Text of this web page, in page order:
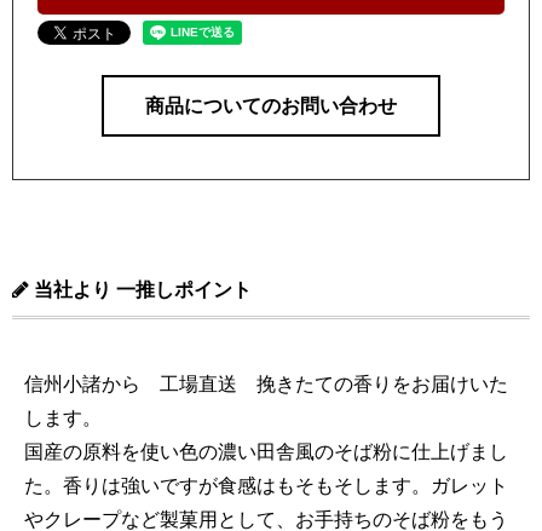
商品についてのお問い合わせ
当社より 一推しポイント
信州小諸から 工場直送 挽きたての香りをお届けいた
します。
国産の原料を使い色の濃い田舎風のそば粉に仕上げまし
た。香りは強いですが食感はもそもそします。ガレット
やクレープなど製菓用として、お手持ちのそば粉をもう